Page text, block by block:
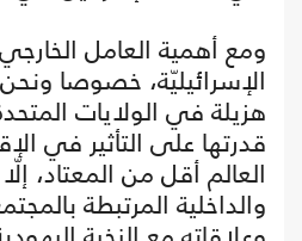
ومع أهمية العامل
الإسرائيليّة، خصوصا
هزيلة في الولايات
قدرتها على التأثير في
العالم أقل من المعتاد،
والداخلية المرتبطة